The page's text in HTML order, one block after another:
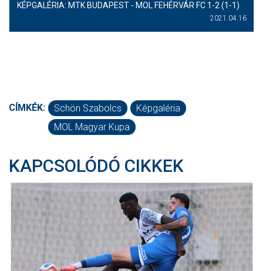
KÉPGALÉRIA: MTK BUDAPEST - MOL FEHÉRVÁR FC 1-2 (1-1)
2021.04.16
CÍMKÉK: Schön Szabolcs
Képgaléria
MOL Magyar Kupa
KAPCSOLÓDÓ CIKKEK